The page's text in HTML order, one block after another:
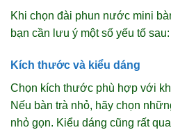
Khi chọn đài phun nước mini
bạn cần lưu ý một số yếu tố sau:
Kích thước và kiểu dáng
Chọn kích thước phù hợp với
Nếu bàn trà nhỏ, hãy chọn
nhỏ gọn. Kiểu dáng cũng rất